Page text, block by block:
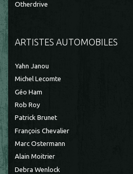
Otherdrive
ARTISTES AUTOMOBILES
Yahn Janou
Michel Lecomte
Géo Ham
Rob Roy
Patrick Brunet
François Chevalier
Marc Ostermann
Alain Moitrier
Debra Wenlock